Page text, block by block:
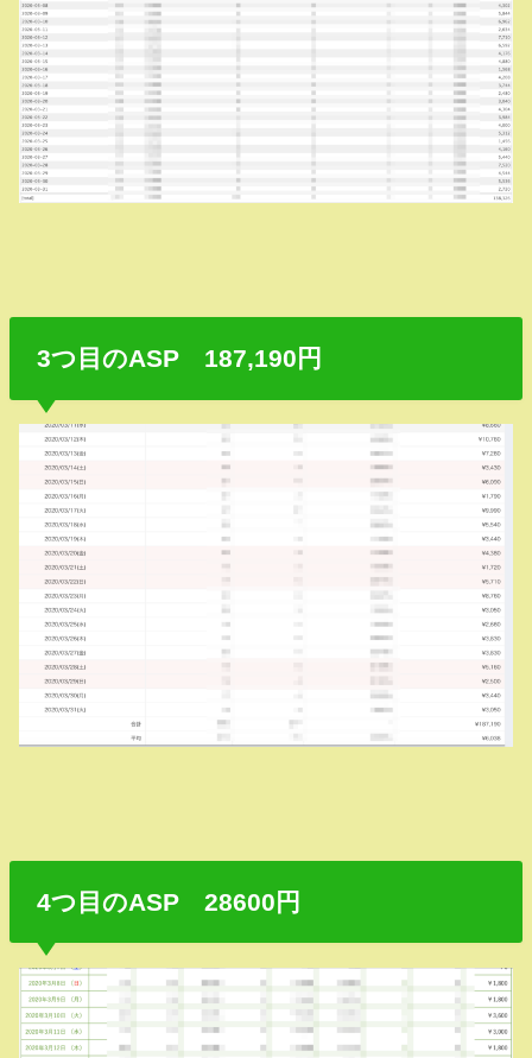
3つ目のASP 187,190円
4つ目のASP 28600円